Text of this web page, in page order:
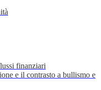
finanziari
e il contrasto a bullismo e